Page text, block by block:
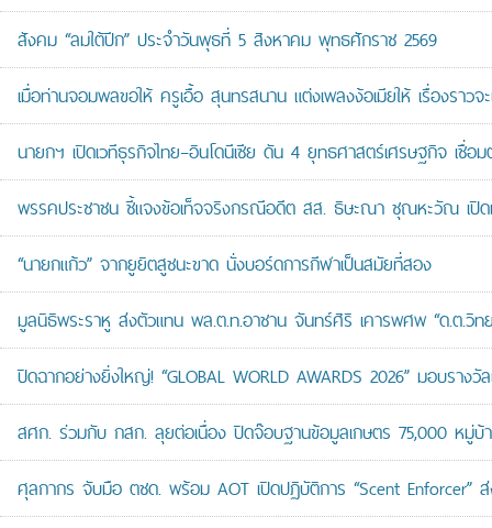
สังคม “ลมใต้ปีก” ประจำวันพุธที่ 5 สิงหาคม พุทธศักราช 2569
เมื่อท่านจอมพลขอให้ ครูเอื้อ สุนทรสนาน แต่งเพลงง้อเมียให้ เรื่องราวจะ
นายกฯ เปิดเวทีธุรกิจไทย–อินโดนีเซีย ดัน 4 ยุทธศาสตร์เศรษฐกิจ เ
พรรคประชาชน ชี้แจงข้อเท็จจริงกรณีอดีต สส. ธิษะณา ชุณหะวัณ เปิด
“นายกแก้ว” จากยูยิตสูชนะขาด นั่งบอร์ดการกีฬาเป็นสมัยที่สอง
มูลนิธิพระราหู ส่งตัวแทน พล.ต.ท.อาชาน จันทร์ศิริ เคารพศพ “ด.ต.วิท
ปิดฉากอย่างยิ่งใหญ่! “GLOBAL WORLD AWARDS 2026” มอบรา
สศก. ร่วมกับ กสก. ลุยต่อเนื่อง ปิดจ๊อบฐานข้อมูลเกษตร 75,000 หมู่
ศุลกากร จับมือ ตชด. พร้อม AOT เปิดปฏิบัติการ “Scent Enforcer”